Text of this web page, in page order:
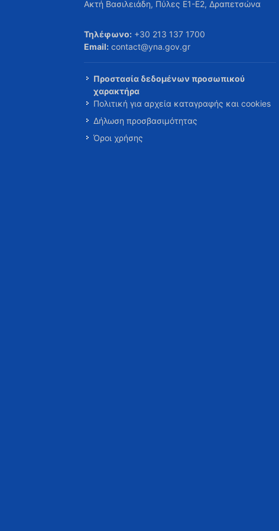
Ακτή Βασιλειάδη, Πύλες Ε1-Ε2, Δραπετσώνα
Τηλέφωνο: +30 213 137 1700
Email: contact@yna.gov.gr
Προστασία δεδομένων προσωπικού
χαρακτήρα
Πολιτική για αρχεία καταγραφής και cookies
Δήλωση προσβασιμότητας
Όροι χρήσης